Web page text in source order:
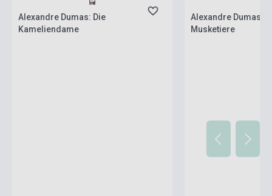
Alexandre Dumas: Die
Kameliendame
Alexandre Dumas:
Musketiere